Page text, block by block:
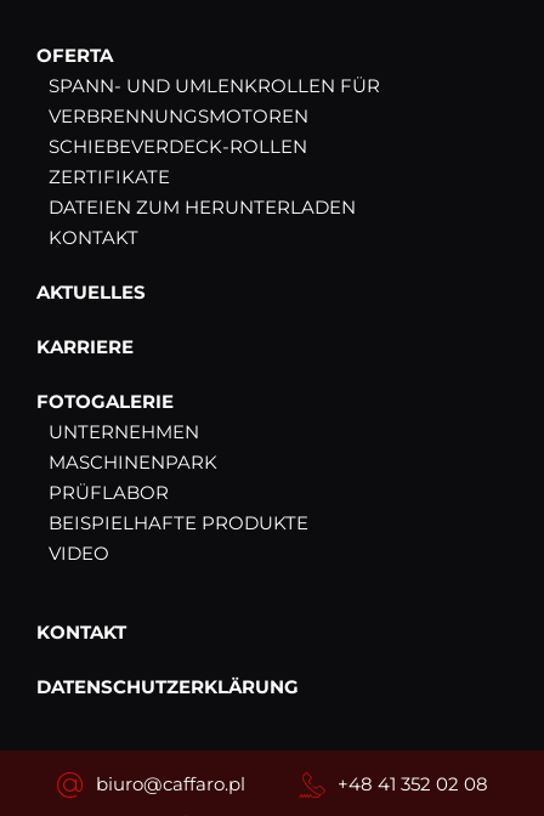
OFERTA
SPANN- UND UMLENKROLLEN FÜR
VERBRENNUNGSMOTOREN
SCHIEBEVERDECK-ROLLEN
ZERTIFIKATE
DATEIEN ZUM HERUNTERLADEN
KONTAKT
AKTUELLES
KARRIERE
FOTOGALERIE
UNTERNEHMEN
MASCHINENPARK
PRÜFLABOR
BEISPIELHAFTE PRODUKTE
VIDEO
KONTAKT
DATENSCHUTZERKLÄRUNG
biuro@caffaro.pl +48 41 352 02 08